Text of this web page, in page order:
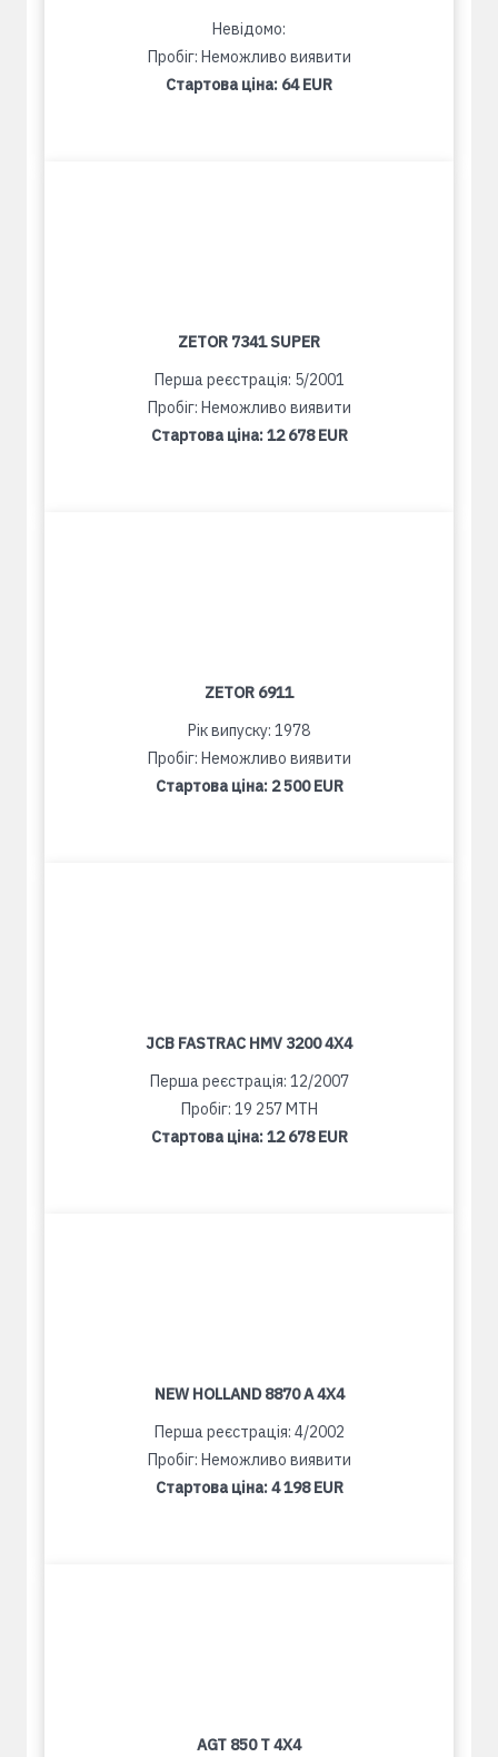
Невідомо:
Пробіг: Неможливо виявити
Стартова ціна: 64 EUR
ZETOR 7341 SUPER
Перша реєстрація: 5/2001
Пробіг: Неможливо виявити
Стартова ціна:12 678 EUR
ZETOR 6911
Рік випуску: 1978
Пробіг: Неможливо виявити
Стартова ціна: 2 500 EUR
JCB FASTRAC HMV 3200 4X4
Перша реєстрація: 12/2007
Пробіг: 19 257 MTH
Стартова ціна:12 678 EUR
NEW HOLLAND 8870 A 4X4
Перша реєстрація: 4/2002
Пробіг: Неможливо виявити
Стартова ціна:4 198 EUR
AGT 850 T 4X4